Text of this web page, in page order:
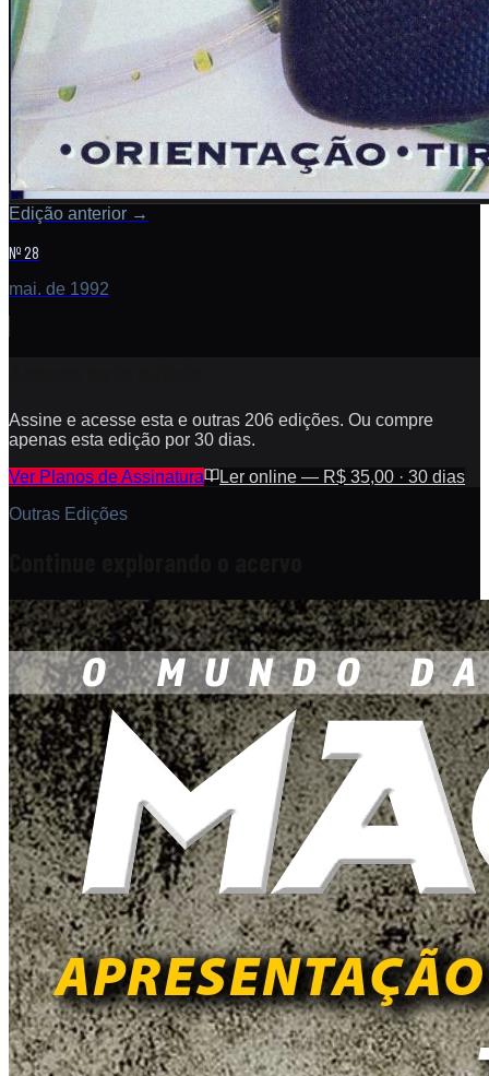
Edição anterior →
Nº 28
mai. de 1992
Assine e acesse esta e outras 206 edições. Ou compre
apenas esta edição por 30 dias.
Ver Planos de Assinatura
Ler online — R$ 35,00 · 30 dias
Outras Edições